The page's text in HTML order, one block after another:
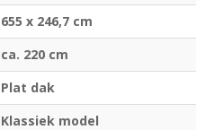
655 x 246,7 cm
ca. 220 cm
Plat dak
Klassiek model